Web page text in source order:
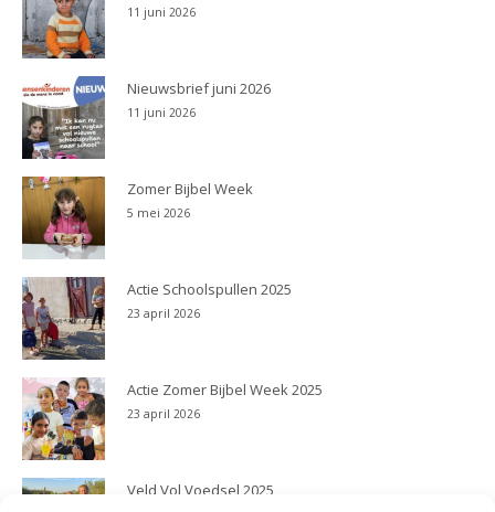
11 juni 2026
Nieuwsbrief juni 2026
11 juni 2026
Zomer Bijbel Week
5 mei 2026
Actie Schoolspullen 2025
23 april 2026
Actie Zomer Bijbel Week 2025
23 april 2026
Veld Vol Voedsel 2025